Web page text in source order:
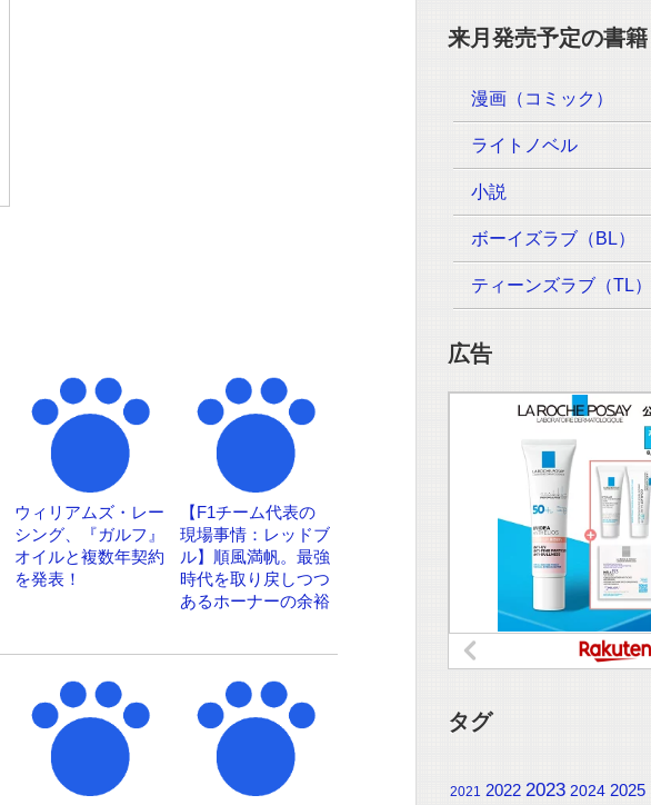
ウィリアムズ・レー
シング、『ガルフ』
オイルと複数年契約
を発表！
【F1チーム代表の
現場事情：レッドブ
ル】順風満帆。最強
時代を取り戻しつつ
あるホーナーの余裕
来月発売予定の書籍
漫画（コミック）
ライトノベル
小説
ボーイズラブ（BL）
ティーンズラブ（TL）
広告
タグ
2021 2022 2023 2024 2025